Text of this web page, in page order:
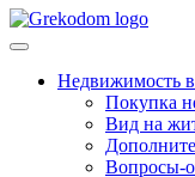
Недвижимость
Покупка
Вид на
Вопросы-